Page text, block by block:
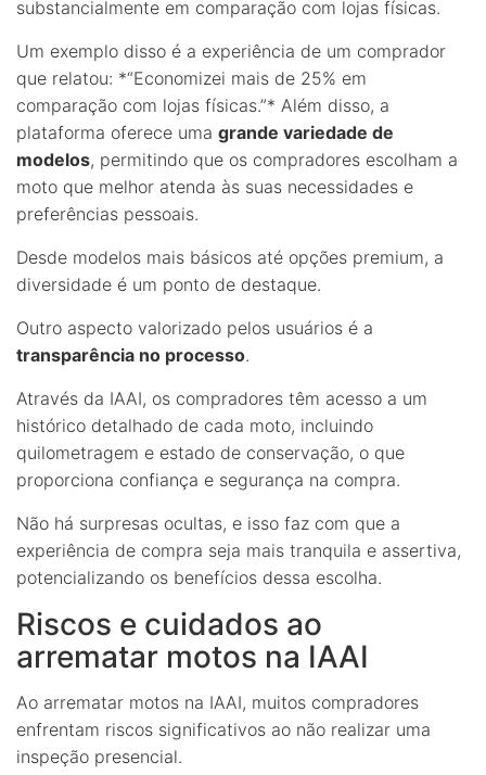
substancialmente em comparação com lojas físicas.
Um exemplo disso é a experiência de um comprador
que relatou: *“Economizei mais de 25% em
comparação com lojas físicas.”* Além disso, a
plataforma oferece uma grande variedade de
modelos, permitindo que os compradores escolham a
moto que melhor atenda às suas necessidades e
preferências pessoais.
Desde modelos mais básicos até opções premium, a
diversidade é um ponto de destaque.
Outro aspecto valorizado pelos usuários é a
transparência no processo.
Através da IAAI, os compradores têm acesso a um
histórico detalhado de cada moto, incluindo
quilometragem e estado de conservação, o que
proporciona confiança e segurança na compra.
Não há surpresas ocultas, e isso faz com que a
experiência de compra seja mais tranquila e assertiva,
potencializando os benefícios dessa escolha.
Riscos e cuidados ao
arrematar motos na IAAI
Ao arrematar motos na IAAI, muitos compradores
enfrentam riscos significativos ao não realizar uma
inspeção presencial.